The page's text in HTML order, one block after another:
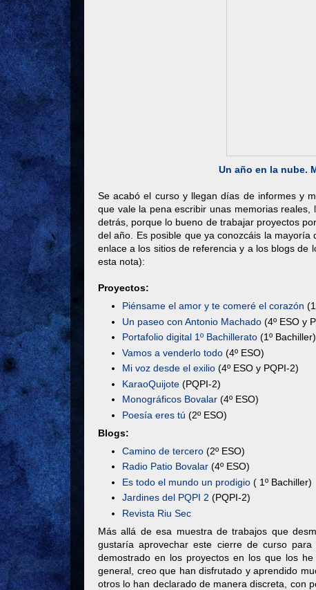
Un año en la nube.
Se acabó el curso y llegan días de informes y
que vale la pena escribir unas memorias
detrás, porque lo bueno de trabajar proyectos
del año. Es posible que ya conozcáis la
enlace a los sitios de referencia y a los blogs de
esta nota):
Proyectos:
Piénsame el amor y te comeré el corazón
Un paseo con Antonio Machado (4º ESO y
Portafolio digital 1º Bachillerato (1º Bachiller)
Vamos a venderlo todo (4º ESO)
Mi voz desde el exilio (4º ESO y PQPI-2)
KaraoQuijote (PQPI-2)
Monográficos Bovalar (4º ESO)
Poesía eres tú (2º ESO)
Blogs:
Camino de tercero (2º ESO)
Radio Patio Bovalar (4º ESO)
Es todo el mundo un prodigio ( 1º Bachiller)
Jardines del PQPI 2 (PQPI-2)
Revista Riu Sec
Más allá de esa muestra de trabajos que
gustaría aprovechar este cierre de curso
demostrado en los proyectos en los que los
general, creo que han disfrutado y aprendido
otros lo han declarado de manera discreta, con